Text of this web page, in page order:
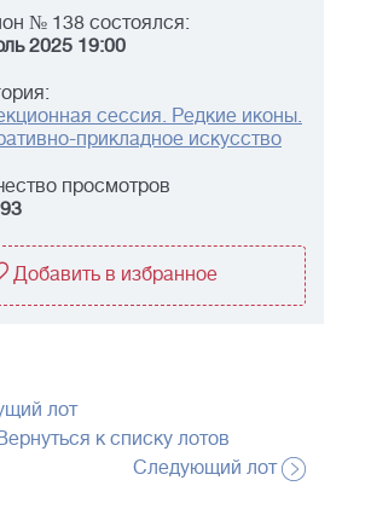
№ 138 состоялся:
2025 19:00
сессия. Редкие иконы.
прикладное искусство
просмотров
93
Добавить в избранное
лот
к списку лотов
Следующий лот